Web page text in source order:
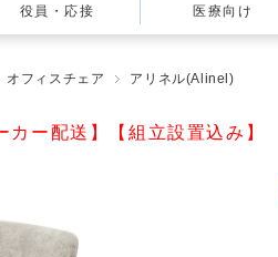
役員・応接 医療向け
オフィスチェア アリネル(Alinel)
ー配送】【組立設置込み】